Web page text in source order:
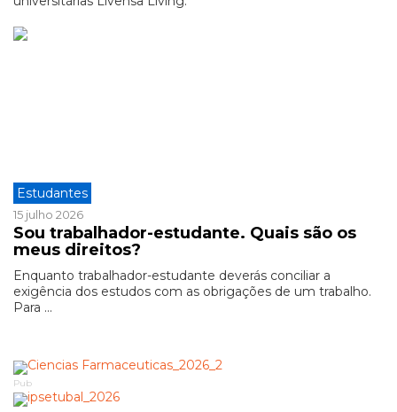
Estudantes
15 julho 2026
Sou trabalhador-estudante. Quais são os
meus direitos?
Enquanto trabalhador-estudante deverás conciliar a
exigência dos estudos com as obrigações de um trabalho.
Para ...
Pub